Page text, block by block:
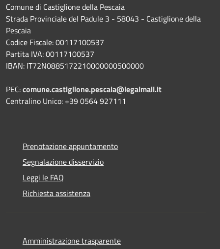
Comune di Castiglione della Pescaia
Strada Provinciale del Padule 3 - 58043 - Castiglione della
Pescaia
Codice Fiscale: 00117100537
Partita IVA: 00117100537
IBAN: IT72N0885172210000000500000
PEC:comune.castiglione.pescaia@legalmail.it
Centralino Unico: +39 0564 927111
Prenotazione appuntamento
Segnalazione disservizio
Leggi le FAQ
Richiesta assistenza
Amministrazione trasparente